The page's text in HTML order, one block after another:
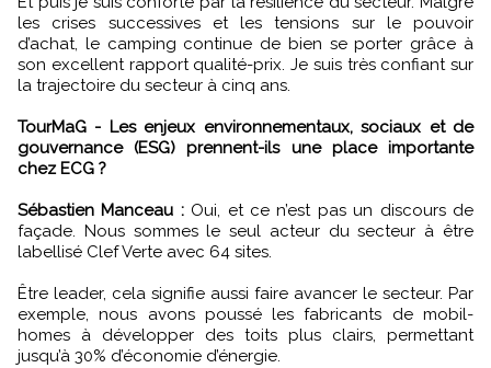
les crises successives et les tensions sur le pouvoir
d’achat, le camping continue de bien se porter grâce à
son excellent rapport qualité-prix. Je suis très confiant sur
la trajectoire du secteur à cinq ans.
TourMaG - Les enjeux environnementaux, sociaux et de
gouvernance (ESG) prennent-ils une place importante
chez ECG ?
Sébastien Manceau :Oui, et ce n’est pas un discours de
façade. Nous sommes le seul acteur du secteur à être
labellisé Clef Verte avec 64 sites.
Être leader, cela signifie aussi faire avancer le secteur. Par
exemple, nous avons poussé les fabricants de mobil-
homes à développer des toits plus clairs, permettant
jusqu’à 30% d’économie d’énergie.